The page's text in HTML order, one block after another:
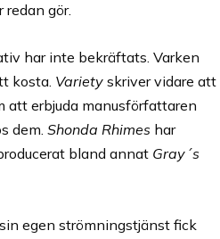
gör.
har inte bekräftats. Varken
kosta. Variety skriver vidare att
att erbjuda manusförfattaren
dem. Shonda Rhimes har
bland annat Gray´s
egen strömningstjänst fick